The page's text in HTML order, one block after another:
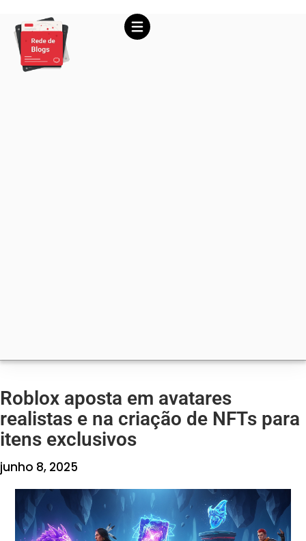
Roblox aposta em avatares
realistas e na criação de NFTs para
itens exclusivos
junho 8, 2025